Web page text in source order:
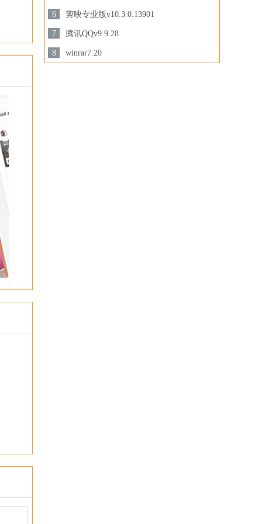
3.28MB /
6
剪映专业版v10.3.0.13901
694.78 MB /
下载
7
腾讯QQv9.9.28
201.87MB /
8
winrar7.20